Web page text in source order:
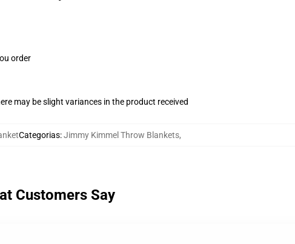
order
may be slight variances in the product received
Categorias:Jimmy Kimmel Throw Blankets,
Customers Say